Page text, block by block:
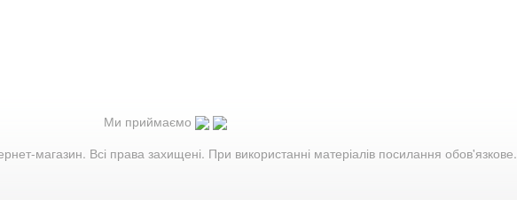
Ми приймаємо
магазин. Всі права захищені. При використанні матеріалів посилання обов'язкове.